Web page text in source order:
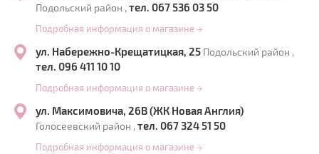
Подольский район , тел. 067 536 03 50
Подробная информация о магазине →
ул. Набережно-Крещатицкая, 25 Подольский район ,
тел. 096 411 10 10
Подробная информация о магазине →
ул. Максимовича, 26В (ЖК Новая Англия)
Голосеевский район , тел. 067 324 51 50
Подробная информация о магазине →